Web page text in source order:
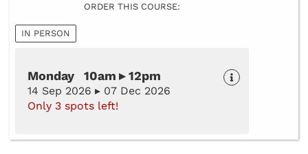
ORDER THIS COURSE:
IN PERSON
Monday 10am ▸ 12pm
14 Sep 2026 ▸ 07 Dec 2026
Only 3 spots left!